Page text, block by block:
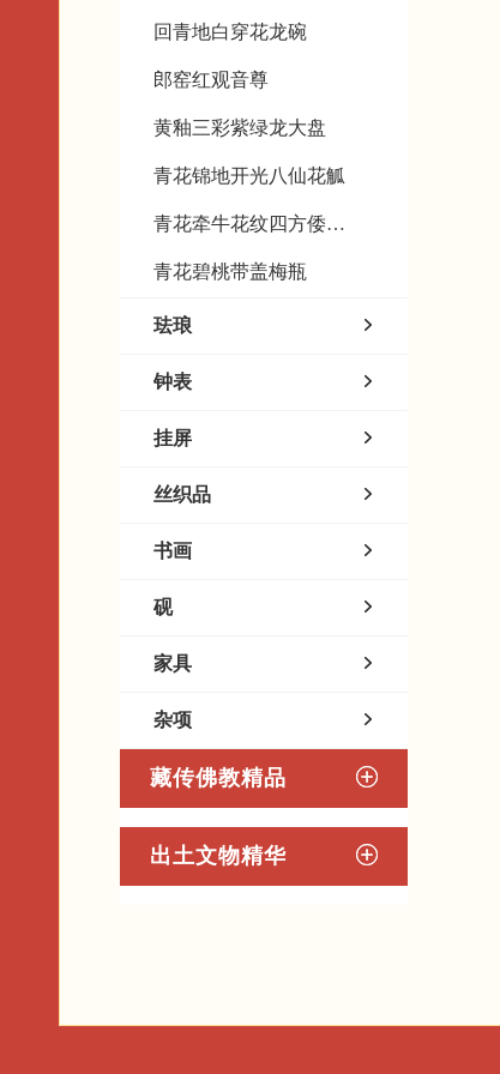
回青地白穿花龙碗
郎窑红观音尊
黄釉三彩紫绿龙大盘
青花锦地开光八仙花觚
青花牵牛花纹四方倭角瓶
青花碧桃带盖梅瓶
珐琅
钟表
挂屏
丝织品
书画
砚
家具
杂项
藏传佛教精品
出土文物精华